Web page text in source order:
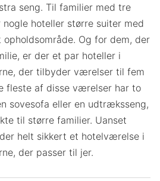
seng. Til familier med tre
hoteller større suiter med
Og for dem, der
er der et par hoteller i
der tilbyder værelser til fem
fleste af disse værelser har to
sovesofa eller en udtræksseng,
til større familier. Uanset
helt sikkert et hotelværelse i
der passer til jer.